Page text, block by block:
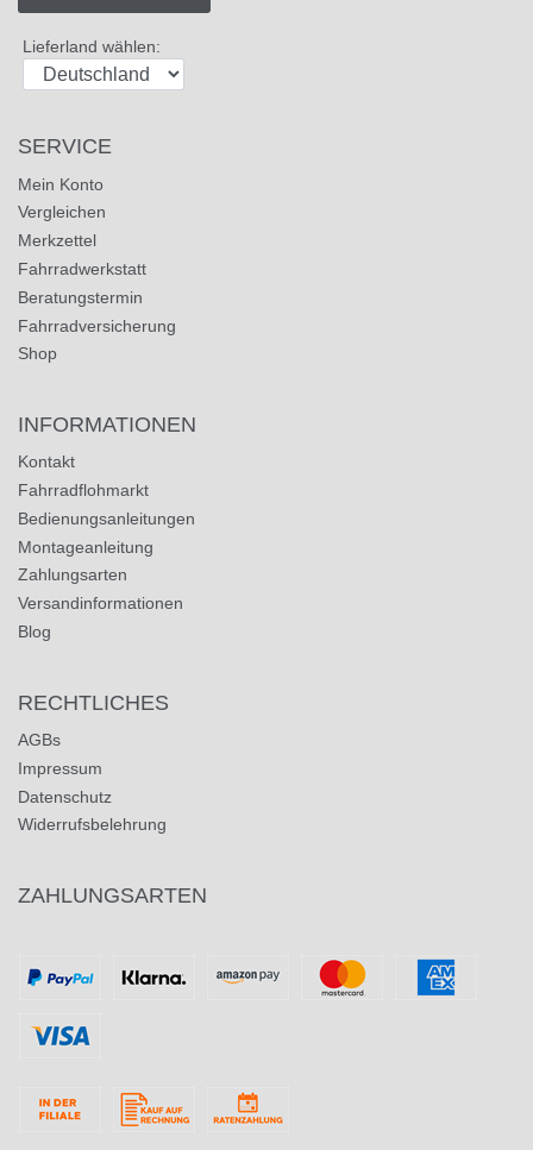
Lieferland wählen:
SERVICE
Mein Konto
Vergleichen
Merkzettel
Fahrradwerkstatt
Beratungstermin
Fahrradversicherung
Shop
INFORMATIONEN
Kontakt
Fahrradflohmarkt
Bedienungsanleitungen
Montageanleitung
Zahlungsarten
Versandinformationen
Blog
RECHTLICHES
AGBs
Impressum
Datenschutz
Widerrufsbelehrung
ZAHLUNGSARTEN